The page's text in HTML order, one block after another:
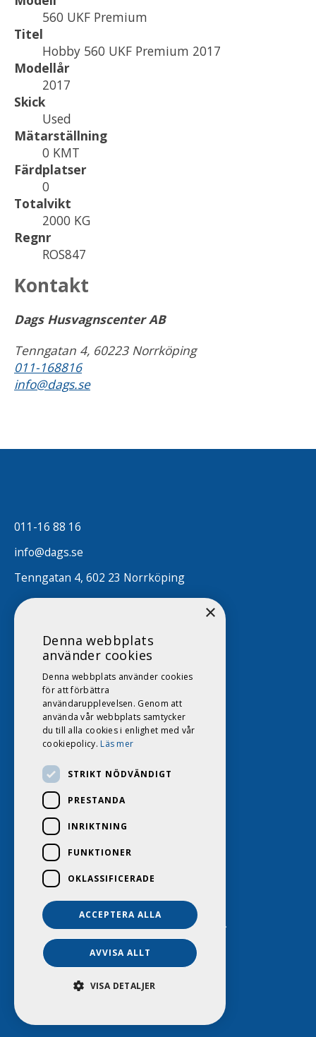
560 UKF Premium
Titel
Hobby 560 UKF Premium 2017
Modellår
2017
Skick
Used
Mätarställning
0 KMT
Färdplatser
0
Totalvikt
2000 KG
Regnr
ROS847
Kontakt
Dags Husvagnscenter AB
Tenngatan 4, 60223 Norrköping
011-168816
info@dags.se
011-16 88 16
info@dags.se
Tenngatan 4, 602 23 Norrköping
DAGS HUSVAGNSCENTER 2026. ALL RIGHTS RESERVED.
POWERED BY EMPORI CMS
×
Denna webbplats
använder cookies
Denna webbplats använder cookies
för att förbättra
användarupplevelsen. Genom att
använda vår webbplats samtycker
du till alla cookies i enlighet med vår
cookiepolicy. Läs mer
STRIKT NÖDVÄNDIGT
PRESTANDA
INRIKTNING
FUNKTIONER
OKLASSIFICERADE
ACCEPTERA ALLA
AVVISA ALLT
VISA DETALJER